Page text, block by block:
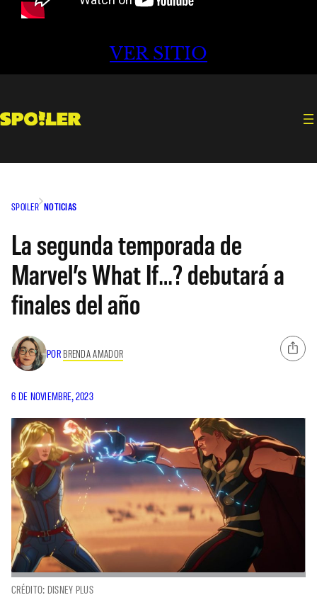
VER SITIO
SPOILER NOTICIAS
La segunda temporada de
Marvel’s What If…? debutará a
finales del año
POR BRENDA AMADOR
6 DE NOVIEMBRE, 2023
CRÉDITO: DISNEY PLUS